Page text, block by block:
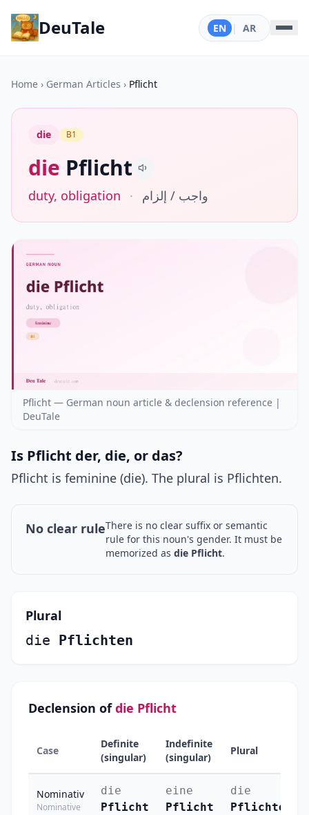
DeuTale EN | AR
Home › German Articles › Pflicht
die B1
die Pflicht
duty, obligation · واجب / إلزام
Pflicht — German noun article & declension reference |
DeuTale
Is Pflicht der, die, or das?
Pflicht is feminine (die). The plural is Pflichten.
No clear ruleThere is no clear suffix or semantic
rule for this noun's gender. It must be
memorized as die Pflicht.
Plural
die Pflichten
Declension ofdie Pflicht
Case
Definite
(singular)
Indefinite
(singular)
Plural
Nominativ
Nominative
die
Pflicht
eine
Pflicht
die
Pflichten